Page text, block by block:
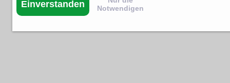
Einverstanden
Notwendigen